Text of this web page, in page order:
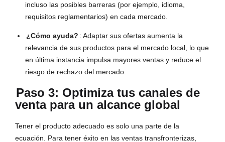
incluso las posibles barreras (por ejemplo, idioma,
requisitos reglamentarios) en cada mercado.
¿Cómo ayuda? : Adaptar sus ofertas aumenta la
relevancia de sus productos para el mercado local, lo que
en última instancia impulsa mayores ventas y reduce el
riesgo de rechazo del mercado.
Paso 3: Optimiza tus canales de
venta para un alcance global
Tener el producto adecuado es solo una parte de la
ecuación. Para tener éxito en las ventas transfronterizas,